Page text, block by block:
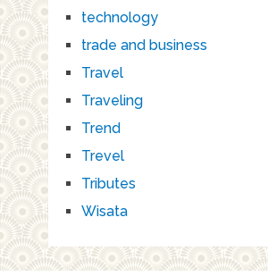
technology
trade and business
Travel
Traveling
Trend
Trevel
Tributes
Wisata